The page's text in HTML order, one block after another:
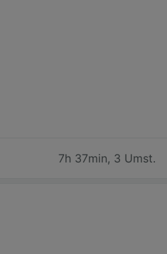
7h 37min, 3 Umst.